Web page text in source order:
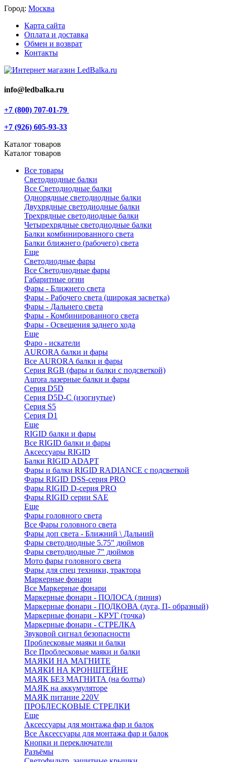
Город: Москва
Карта сайта
Оплата и доставка
Обмен и возврат
Контакты
info@ledbalka.ru
+7 (800) 707-01-79
+7 (926) 605-93-33
Каталог товаров
Каталог товаров
Все товары
Светодиодные балки
Все Светодиодные балки
Однорядные светодиодные балки
Двухрядные светодиодные балки
Трехрядные светодиодные балки
Четырехрядные светодиодные балки
Балки комбинированного света
Балки ближнего (рабочего) света
Еще
Светодиодные фары
Все Светодиодные фары
Габаритные огни
Фары - Ближнего света
Фары - Рабочего света (широкая засветка)
Фары - Дальнего света
Фары - Комбинированного света
Фары - Освещения заднего хода
Еще
Фаро - искатели
AURORA балки и фары
Все AURORA балки и фары
Серия RGB (фары и балки с подсветкой)
Aurora лазерные балки и фары
Серия D5D
Серия D5D-C (изогнутые)
Cерия S5
Серия D1
Еще
RIGID балки и фары
Все RIGID балки и фары
Аксессуары RIGID
Балки RIGID ADAPT
Фары и балки RIGID RADIANCE с подсветкой
Фары RIGID DSS-серия PRO
Фары RIGID D-серия PRO
Фары RIGID серии SAE
Еще
Фары головного света
Все Фары головного света
Фары доп света - Ближний \ Дальний
Фары светодиодные 5.75" дюймов
Фары светодиодные 7" дюймов
Мото фары головного света
Фары для спец техники, трактора
Маркерные фонари
Все Маркерные фонари
Маркерные фонари - ПОЛОСА (линия)
Маркерные фонари - ПОДКОВА (дуга, П- образный)
Маркерные фонари - КРУГ (точка)
Маркерные фонари - СТРЕЛКА
Звуковой сигнал безопасности
Проблесковые маяки и балки
Все Проблесковые маяки и балки
МАЯКИ НА МАГНИТЕ
МАЯКИ НА КРОНШТЕЙНЕ
МАЯК БЕЗ МАГНИТА (на болты)
МАЯК на аккумуляторе
МАЯК питание 220V
ПРОБЛЕСКОВЫЕ СТРЕЛКИ
Еще
Аксессуары для монтажа фар и балок
Все Аксессуары для монтажа фар и балок
Кнопки и переключатели
Разъёмы